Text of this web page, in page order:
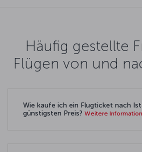
Häufig gestellte
Flügen von und
Wie kaufe ich ein Flugticket nach
günstigsten Preis? Weitere